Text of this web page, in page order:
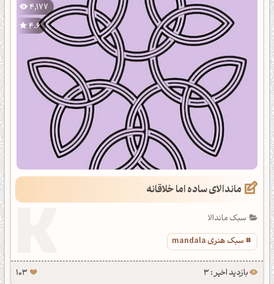
4,177
4.6
ماندالای ساده اما خلاقانه
سبک ماندالا
سبک هنری mandala
بازدید اخیر : 3 103